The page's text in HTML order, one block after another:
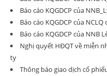
Báo cáo KQGDCP của
Báo cáo KQGDCP của
Báo cáo KQGDCP của NNB
Nghị quyết HĐQT về miễn
ty
Thông báo giao dịch cổ